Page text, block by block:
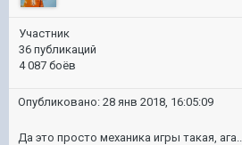
Участник
36 публикаций
4 087 боёв
Опубликовано: 28 янв 2018, 16:05:09
Да это просто механика игры такая, ага....